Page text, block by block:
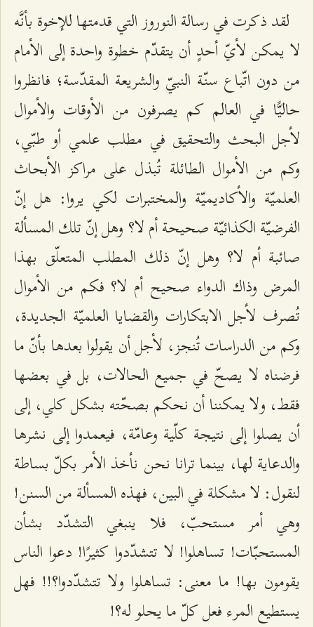
لقد ذكرت في رسالة النوروز التي قدمتها للإخوة بأنَّه
لا يمكن لأيّ أحدٍ أن يتقدّم خطوة واحدة إلى الأمام
من دون اتّباع سنّة النبيّ والشريعة المقدّسة؛ فانظروا
حاليًّا في العالم كم يصرفون من الأوقات والأموال
لأجل البحث والتحقيق في مطلب علمي أو طبّي،
وكم من الأموال الطائلة تُبذل على مراكز الأبحاث
العلميّة والأكاديميّة والمختبرات لكي يروا: هل إنّ
الفرضيّة الكذائيّة صحيحة أم لا؟ وهل إنّ تلك المسألة
صائبة أم لا؟ وهل إنّ ذلك المطلب المتعلّق بهذا
المرض وذاك الدواء صحيح أم لا؟ فكم من الأموال
تُصرف لأجل الابتكارات والقضايا العلميّة الجديدة،
وكم من الدراسات تُنجز، لأجل أن يقولوا بعدها بأنّ ما
فرضناه لا يصحّ في جميع الحالات، بل في بعضها
فقط، ولا يمكننا أن نحكم بصحّته بشكل كلي، إلى
أن يصلوا إلى نتيجة كلّية وعامّة، فيعمدوا إلى نشرها
والدعاية لها، بينما ترانا نحن نأخذ الأمر بكلّ بساطة
لنقول: لا مشكلة في البين، فهذه المسألة من السنن!
وهي أمر مستحبّ، فلا ينبغي التشدّد بشأن
المستحبّات! تساهلوا! لا تتشدّدوا كثيرًا! دعوا الناس
يقومون بها! ما معنى: تساهلوا ولا تتشدّدوا؟!! فهل
يستطيع المرء فعل كلّ ما يحلو له؟!